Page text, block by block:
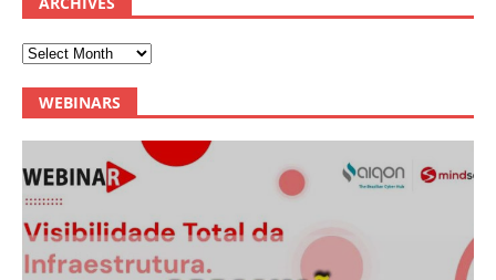
WEBINARS